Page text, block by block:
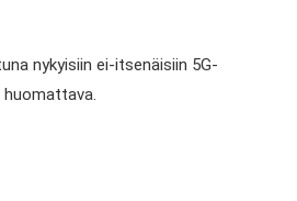
nykyisiin ei-itsenäisiin 5G-
huomattava.